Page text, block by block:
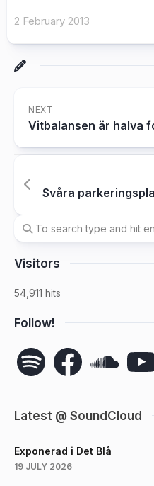
2 February 2013
NEXT
Vitbalansen är halva
Svåra
Visitors
54,911 hits
Follow!
Spotify Facebook
Latest @ SoundCloud
Exponerad i Det Blå
19 JULY 2026